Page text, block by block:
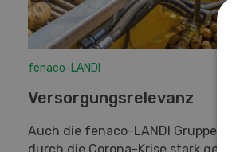
fenaco-LANDI
Versorgungsrelevanz
Auch die fenaco-LANDI Gruppe ist